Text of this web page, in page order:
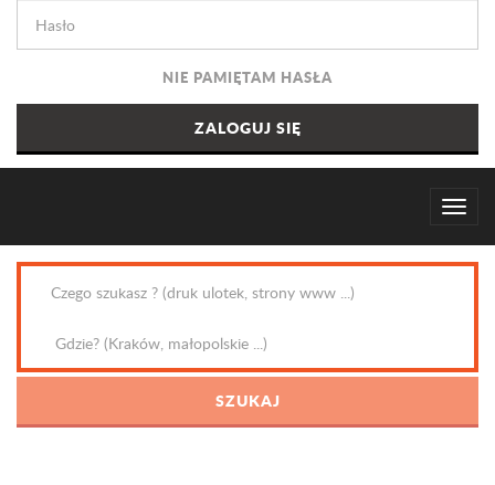
NIE PAMIĘTAM HASŁA